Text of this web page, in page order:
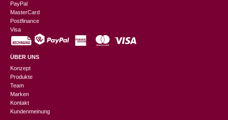
PayPal
MasterCard
Postfinance
Visa
ÜBER UNS
Konzept
Produkte
Team
Marken
Kontakt
Kundenmeinung